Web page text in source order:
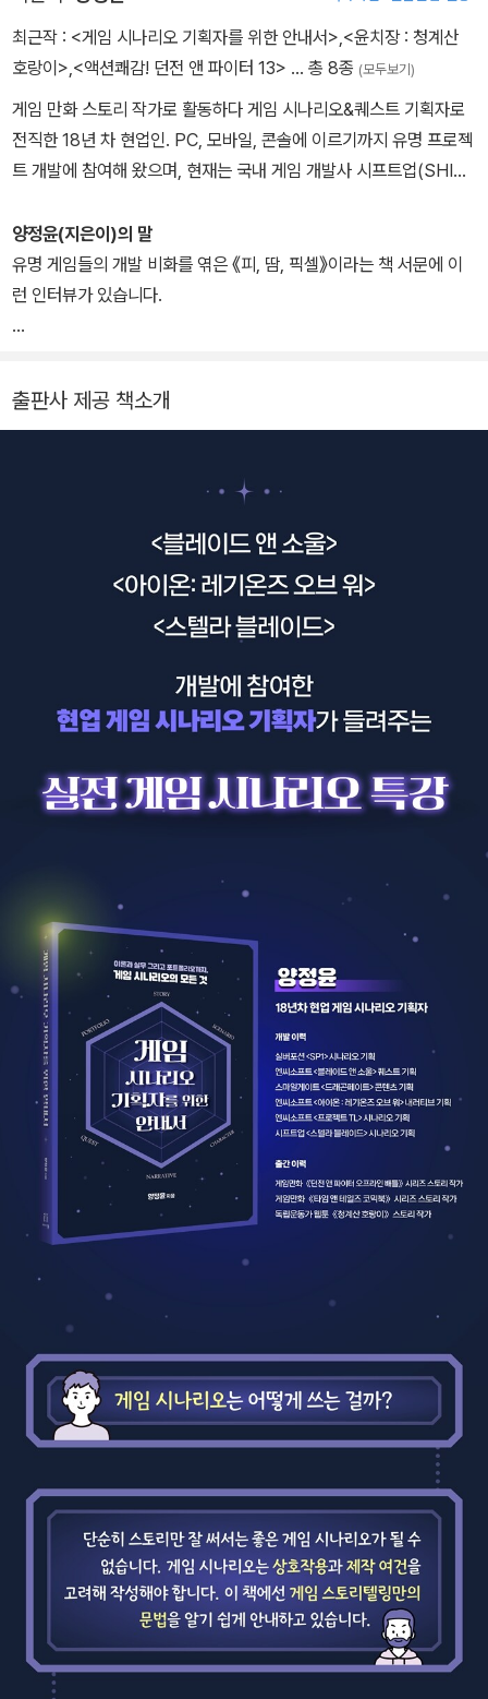
라기보다 의무에 가깝다. 지금까지 쌓은 경험이 개인에 머물고 흩어
지기엔 아까운 생각이 들기 때문이다. 이 길을 걷는 다른 사람들은 자
신처럼 맨땅에 헤딩을 하지 않기를 바라는 마음이다. 본인도 늘 이런
생각을 하고 있었지만 게을러서인지 실천에 옮기진 못했다. 다행히
이 분야에서 날고 기던 저자가 나와 달리 성실해서 이 책을 내줬다. 대
견하고 감사하다.
이 빛을 발하는 이유는 여러 가지를 들 수 있지만 다섯 가지로 정리할
수 있다.
모 프로젝트 경험을 담은 책은 많지 않다. 탑 티어 수준의 게임 시나리
오 작가가 어떻게 일하는지 알 수 있는 소중한 정보를 담고 있다.
둘째, ‘풍부하고 생생한 레퍼런스’를 담고 있다. 유명 국내외 게임뿐만
않고 구체적으로 적용한 결과물을 보여주기에 이해하기가 쉽다. 자신
이 몸담은 프로젝트의 사례를 들면서 개발 과정을 설명해주는 내용은
업계에서도 귀한 정보다. 이런 정보를 얻기 위해서 많은 사람이 국내
외 게임 컨퍼런스를 들으러 가지 않던가. 인맥을 동원하고 발품을 팔
고 뛰어다녀도 얻기 힘든 실제 사례를 이 책에서는 책장만 펼치면 얻
을 수 있다.
셋째, 게임 시나리오 작가가 알아야 할 ‘게임 개발 전문 용어’에 대해
상세히 풀어주고 있다. 일명 ‘판교 사투리’라는 말이 있듯이 현업에서
소외되는 환경에 있다. 전문 용어를 아는 것은 협업과 커뮤니케이션
에서 중요한 능력이다. 하지만, 이런 용어는 경험으로 터득할 뿐, 어디
에서도 따로 알려주지 않는다. 용어 사용이 사실 별 것 아닌 것 같지
만, 현업에서 일하다 보면 모든 개발자가 같은 언어를 쓰는 게 중요하
다는 걸 느낀다. 게임 개발은 소통에서 시작해서 소통으로 끝나기 때
문이다.
넷째, ‘포트폴리오’에 대한 조언이다. 주변 지망생이나 동료 개발자가
나에게 많이 하는 질문 중 하나가 ‘어떻게 하면 게임 시나리오 작가가
될 수 있어요?’이다. 게임 시나리오 업무에 필요한 이론과 실무는 정
리해서 가르쳐 줄 수 있다. 하지만, 그걸 터득해도 이 일을 할 수 있냐
는 별개의 문제이다. 게임 시나리오 작가가 되기 위해서는 게임 회사
취업이라는 전제 조건이 필요하기 때문이다. 저자는 다양한 프로젝트
에 지원한 구직자로서, 해당 직군을 뽑는 직책으로서 쌓은 경험을 바
탕으로 취업에 결정적인 요소인 포트폴리오에 대해 실질적인 조언을
해주고 있다.
마지막으로 저자의 자전적 이야기를 담은 ‘나의 게임 기획자 일지’ 코
너다. 저자와 오랫동안 알고 지냈지만, 어떤 삶을 살아왔는지 어떻게
지금의 자리에 오게 됐는지에 대해서는 파편적으로만 들었다. 이 책
을 통해서 인간 양정윤이 어떤 사람인지를 알게 돼서 뜻깊었다. 실무
서적에 가까운 이 책에 자신이 걸었던 삶의 여정을 공유한 건, 이 일이
단순히 실력만 있다고 살아남을 수 있었던 게 아님을 보여주려고 한
듯하다. 게임업계 특성상, 수많은 프로젝트가 생기고 사라진다. 그럼
에도 불구하고 지금까지 이 분야에서 일을 하고 있다는 건 저자의 실
력도 검증됐지만, 인간 양정윤이 어떤 사람인지 주변 사람들에게 증
명했기에 가능하다고 본다.
서도 굴하지 않고 오직 열정과 근성으로 바닥에서부터 한 계단씩 밟
아 올라간 저자의 인생 스토리는 독자들에게 용기와 자신감을 줄 것
이다.
시나리오 기획자로 게임업계에 입문하고 싶은 이들에게 필독서가 될
책이다.
최근작 : <게임 시나리오 기획자를 위한 안내서>,<윤치장 : 청계산
호랑이>,<액션쾌감! 던전 앤 파이터 13> … 총 8종 (모두보기)
게임 만화 스토리 작가로 활동하다 게임 시나리오&퀘스트 기획자로
전직한 18년 차 현업인. PC, 모바일, 콘솔에 이르기까지 유명 프로젝
트 개발에 참여해 왔으며, 현재는 국내 게임 개발사 시프트업(SHIFT
있다. 개발 이력 실버포션 <SP1 온라인> 시나리오 기획 엔씨소프트
<블레이드 앤 소울> 퀘스트 기획 스마일게이트 <드래곤페이트> 콘
텐츠 기획 엔씨소프트 <아이온 : 레기온즈 오브 워> 내러티브 기획
스토리 작가 독립운동가 웹툰 《청계산 호랑이》 스토리 작가
양정윤(지은이)의 말
유명 게임들의 개발 비화를 엮은 《피, 땀, 픽셀》이라는 책 서문에 이
런 인터뷰가 있습니다.
“제이슨, 어떤 게임이든 완성한 것 자체가 기적이에요.”
《피, 땀, 픽셀》 - 한빛미디어 / 2018
게임업계에 종사하는 개발자라면 ‘게임을 완성한 것 자체가 기적’이
라는 말에 공감할 겁니다. 운이 좋게도 저는 2개의 PC MMORPG,
2개의 모바일 RPG 게임을 출시할 수 있었습니다. 그리고 현재는 멋
진 콘솔 액션 어드벤처 게임의 출시라는 또 다른 기적을 향해 달리고
작의 틀이 되는 세계관을 설계하고, 매력적인 캐릭터들이 등장하는
스토리를 설정하고, 플레이어가 스토리를 체험할 수 있도록 기획하는
계에 입문했던 애송이가 올해로 18년차 게임 개발자가 되었네요.
에 참여해 성과를 내고, 글로벌 출시에 기여도 해 보았습니다. 그럼에
도 겨우 밥값만 하고 있는 게 아닌가 하고 느낄 때가 있습니다. 그게
언제냐고요?
저보다 필력도 좋고, 기획 센스가 뛰어나고, 게임 지식도 풍부하고, 통
찰력이 빛나는 분들의 언어를 마주할 때입니다. 하지만 게임 업계는
(다른 업계도 마찬가지겠지만) 재능 천재들만 살아남을 수 있는 곳이
아닙니다. 누구나 잠재력이 있기에 부족함을 채우려는 노력을 꾸준히
만 한다면 자신만의 언어를 발견하게 될 것입니다. 실제로 여러 사례
를 봐왔으며, 저 또한 여기에 해당되기 때문입니다. 물론 위기가 없었
던 건 아닙니다. 자의든 타의든 팀을 떠나야 하는 순간들이 찾아오곤
했거든요. 하지만 시련을 통해 배우며, 성장할 수 있었기에 지금까지
게임 시나리오 기획자의 길을 걸을 수 있었던 거라고 믿고 있습니다.
그렇게 경력과 인맥이 쌓이다 보니, 게임 시나리오 포트폴리오를 검
토해줄 수 있느냐는 요청과 고민 상담을 받곤 합니다. 대부분은 방법
을 몰라 헤매는 지망생들과 이직에 어려움을 겪는 1~3년차 경력자
분들이었죠. 시간이 지나 첨삭과 멘토링을 했던 분들의 소식이 들려
옵니다. 다행히도 저에게 밥을 사겠다는 연락이 종종 있는 걸로 봐서
업계 선배로서 역할을 하고 있는 것 같아 보람을 느낍니다. 저에게 대
단한 비법이 있어서가 아닙니다. 목표를 향해 똑바로 달릴 수 있게 각
도를 조금씩 조정해 주었을 뿐입니다. 각자의 절실함과 노력이 더해
져 일군 값진 결실인 것이죠.
누군가를 목적지로 무사히 안내했다는 안도감이 이 책을 써야겠다고
마음먹게 된 이유입니다. 하지만 실행에 옮기기까지는 꽤 많은 시간
이 필요했습니다. 나태한 저에게 자극을 준 선후배들과 가족의 응원
이 있어 매일 한 걸음씩 나아갈 수 있었습니다.
출판사 제공 책소개